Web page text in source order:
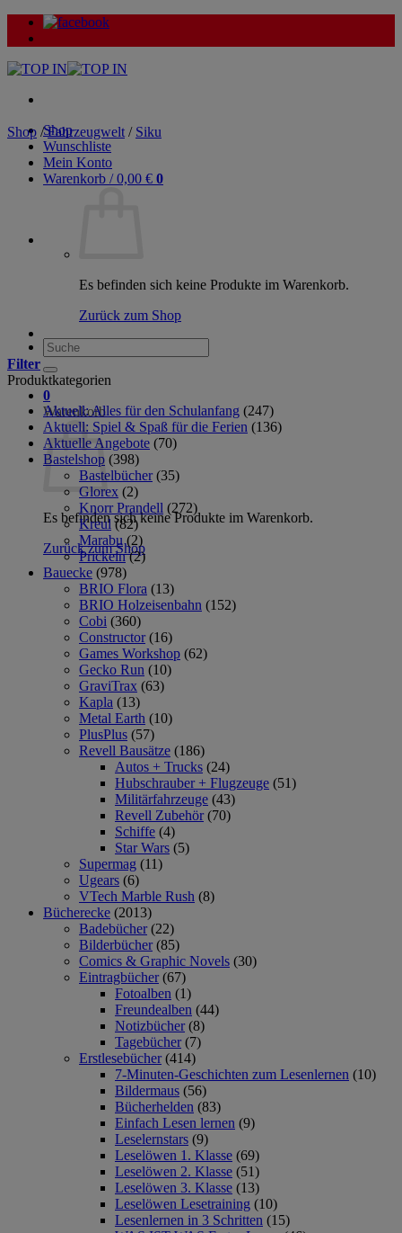
Zum
Inhalt
Shop
Wunschliste
Mein Konto
Warenkorb /0,00 € 0
Es befinden sich keine Produkte im Warenkorb.
Zurück zum Shop
Suche
nach:
0
Warenkorb
Es befinden sich keine Produkte im Warenkorb.
Zurück zum Shop
Shop / Fahrzeugwelt / Siku
Filter
Produktkategorien
Aktuell: Alles für den Schulanfang (247)
Aktuell: Spiel & Spaß für die Ferien (136)
Aktuelle Angebote (70)
Bastelshop (398)
Bastelbücher (35)
Glorex (2)
Knorr Prandell (272)
Kreul (82)
Marabu (2)
Prickeln (2)
Bauecke (978)
BRIO Flora (13)
BRIO Holzeisenbahn (152)
Cobi (360)
Constructor (16)
Games Workshop (62)
Gecko Run (10)
GraviTrax (63)
Kapla (13)
Metal Earth (10)
PlusPlus (57)
Revell Bausätze (186)
Autos + Trucks (24)
Hubschrauber + Flugzeuge (51)
Militärfahrzeuge (43)
Revell Zubehör (70)
Schiffe (4)
Star Wars (5)
Supermag (11)
Ugears (6)
VTech Marble Rush (8)
Bücherecke (2013)
Badebücher (22)
Bilderbücher (85)
Comics & Graphic Novels (30)
Eintragbücher (67)
Fotoalben (1)
Freundealben (44)
Notizbücher (8)
Tagebücher (7)
Erstlesebücher (414)
7-Minuten-Geschichten zum Lesenlernen (10)
Bildermaus (56)
Bücherhelden (83)
Einfach Lesen lernen (9)
Leselernstars (9)
Leselöwen 1. Klasse (69)
Leselöwen 2. Klasse (51)
Leselöwen 3. Klasse (13)
Leselöwen Lesetraining (10)
Lesenlernen in 3 Schritten (15)